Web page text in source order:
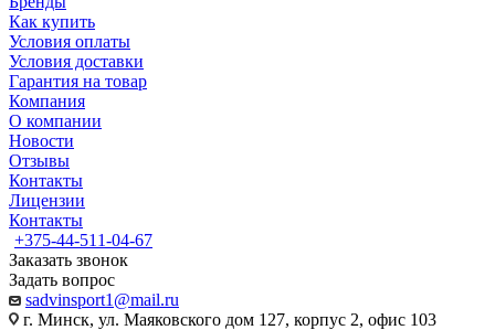
Как купить
Условия оплаты
Условия доставки
Гарантия на товар
Компания
О компании
Новости
Отзывы
Контакты
Лицензии
Контакты
+375-44-511-04-67
Заказать звонок
Задать вопрос
sadvinsport1@mail.ru
г. Минск, ул. Маяковского дом 127, корпус 2, офис 103